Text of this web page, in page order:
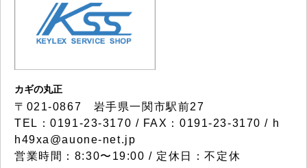
カギの丸正
〒021-0867 岩手県一関市駅前27
TEL：0191-23-3170 / FAX：0191-23-3170 / h
h49xa@auone-net.jp
営業時間：8:30〜19:00 / 定休日：不定休